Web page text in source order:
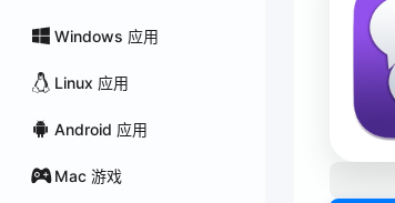
Windows 应用
Linux 应用
Android 应用
Mac 游戏